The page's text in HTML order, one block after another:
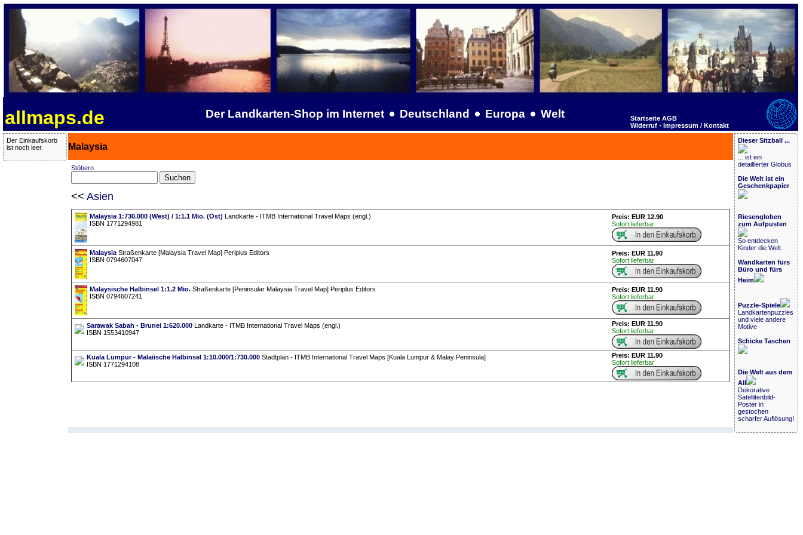
allmaps.de Der Landkarten-Shop im Internet Deutschland Europa Welt Startseite AGB
Widerruf - Impressum / Kontakt
Der Einkaufskorb
ist noch leer.
Malaysia
Stöbern
<< Asien
Malaysia 1:730.000 (West) / 1:1.1 Mio. (Ost) Landkarte - ITMB International Travel Maps (engl.)
ISBN 1771294981
Preis: EUR 12.90
Sofort lieferbar
MalaysiaStraßenkarte [Malaysia Travel Map] Periplus Editors
ISBN 0794607047
Preis: EUR 11.90
Sofort lieferbar
Malaysische Halbinsel 1:1.2 Mio.Straßenkarte [Peninsular Malaysia Travel Map] Periplus Editors
ISBN 0794607241
Preis: EUR 11.90
Sofort lieferbar
Sarawak Sabah - Brunei 1:620.000Landkarte - ITMB International Travel Maps (engl.)
ISBN 1553410947
Preis: EUR 11.90
Sofort lieferbar
Kuala Lumpur - Malaiische Halbinsel 1:10.000/1:730.000Stadtplan - ITMB International Travel Maps [Kuala Lumpur & Malay Peninsula]
ISBN 1771294108
Preis: EUR 11.90
Sofort lieferbar
Dieser Sitzball ...
... ist ein
detaillierter Globus
Die Welt ist ein
Geschenkpapier
Riesengloben
zum Aufpusten
So entdecken
Kinder die Welt.
Wandkarten fürs
Büro und fürs
Heim
Puzzle-Spiele
Landkartenpuzzles
und viele andere
Motive
Schicke Taschen
Die Welt aus dem
All
Dekorative
Satellitenbild-
Poster in
gestochen
scharfer Auflösung!